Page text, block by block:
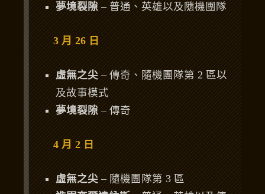
夢境裂隙 – 普通、英雄以及隨機團隊
3 月 26 日
虛無之尖 – 傳奇、隨機團隊第 2 區以
及故事模式
夢境裂隙 – 傳奇
4 月 2 日
虛無之尖 – 隨機團隊第 3 區